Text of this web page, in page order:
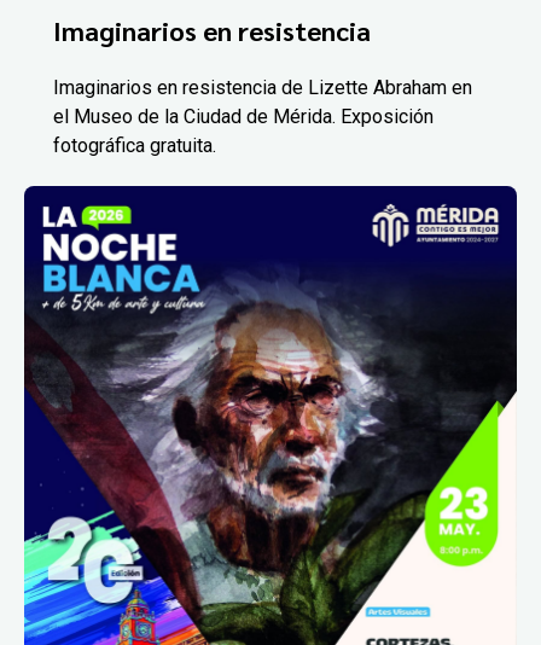
Imaginarios en resistencia
Imaginarios en resistencia de Lizette Abraham en
el Museo de la Ciudad de Mérida. Exposición
fotográfica gratuita.